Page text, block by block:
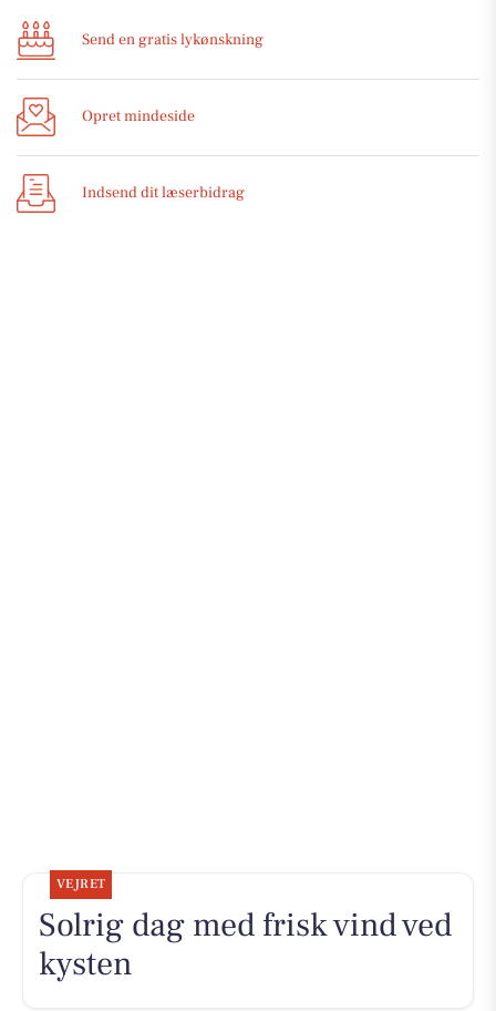
Send en gratis lykønskning
Opret mindeside
Indsend dit læserbidrag
VEJRET
Solrig dag med frisk vind ved
kysten